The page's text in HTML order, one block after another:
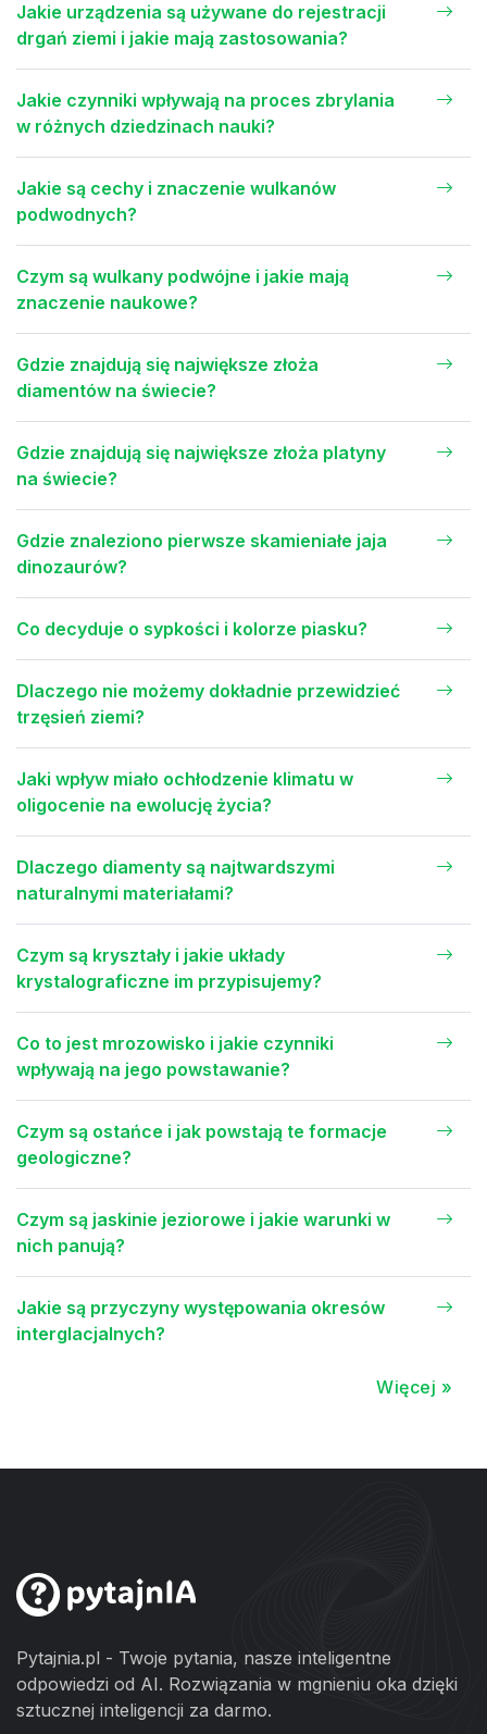
Jakie urządzenia są używane do rejestracji
drgań ziemi i jakie mają zastosowania?
Jakie czynniki wpływają na proces zbrylania
w różnych dziedzinach nauki?
Jakie są cechy i znaczenie wulkanów
podwodnych?
Czym są wulkany podwójne i jakie mają
znaczenie naukowe?
Gdzie znajdują się największe złoża
diamentów na świecie?
Gdzie znajdują się największe złoża platyny
na świecie?
Gdzie znaleziono pierwsze skamieniałe jaja
dinozaurów?
Co decyduje o sypkości i kolorze piasku?
Dlaczego nie możemy dokładnie przewidzieć
trzęsień ziemi?
Jaki wpływ miało ochłodzenie klimatu w
oligocenie na ewolucję życia?
Dlaczego diamenty są najtwardszymi
naturalnymi materiałami?
Czym są kryształy i jakie układy
krystalograficzne im przypisujemy?
Co to jest mrozowisko i jakie czynniki
wpływają na jego powstawanie?
Czym są ostańce i jak powstają te formacje
geologiczne?
Czym są jaskinie jeziorowe i jakie warunki w
nich panują?
Jakie są przyczyny występowania okresów
interglacjalnych?
Więcej »
Pytajnia.pl - Twoje pytania, nasze inteligentne
odpowiedzi od AI. Rozwiązania w mgnieniu oka dzięki
sztucznej inteligencji za darmo.